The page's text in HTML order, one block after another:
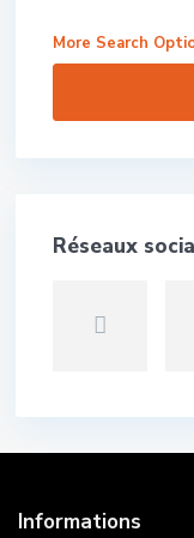
More Search
Réseaux
Informations